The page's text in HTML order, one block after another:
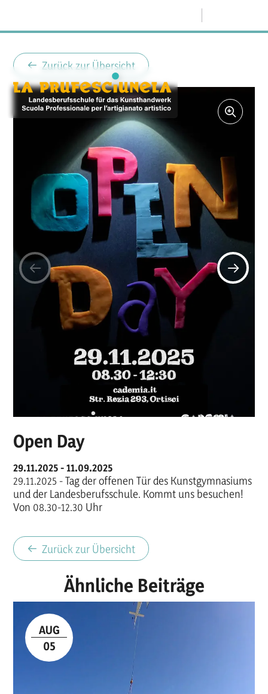
Zurück zur Übersicht
Open Day
29.11.2025 - 11.09.2025
29.11.2025 - Tag der offenen Tür des Kunstgymnasiums
und der Landesberufsschule. Kommt uns besuchen!
Von 08.30-12.30 Uhr
Zurück zur Übersicht
Ähnliche Beiträge
AUG
05